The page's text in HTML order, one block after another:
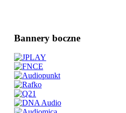
Bannery boczne